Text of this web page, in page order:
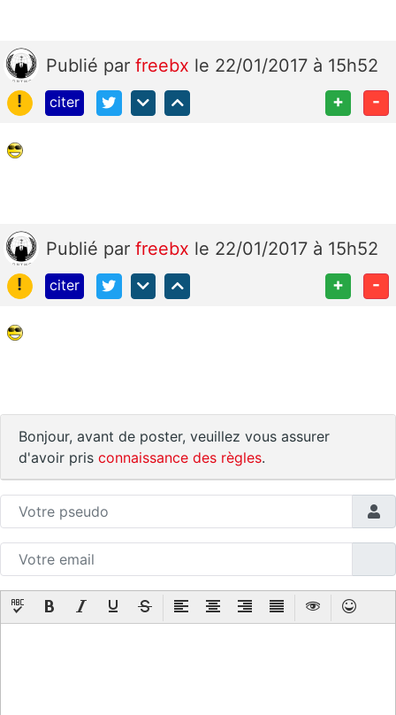
Publié par freebx le 22/01/2017 à 15h52
!
citer + -
Publié par freebx le 22/01/2017 à 15h52
!
citer + -
Bonjour, avant de poster, veuillez vous assurer
d'avoir pris connaissance des règles.